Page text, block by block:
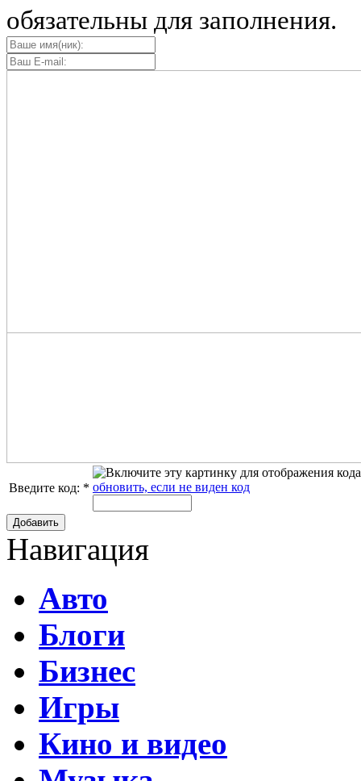
обязательны для заполнения.
Введите код: * обновить, если не виден код
Добавить
Навигация
Авто
Блоги
Бизнес
Игры
Кино и видео